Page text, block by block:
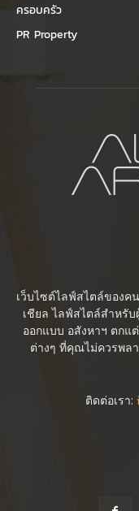
ครอบครัว
PR Property
เว็บไซต์ไลฟ์สไตล์ของ
เชียล ไลฟ์สไตล์สำหรั
ออกแบบ อสังหาฯ ตกแ
ต่างๆ ที่คุณไม่ควรพล
ติดต่อเรา: